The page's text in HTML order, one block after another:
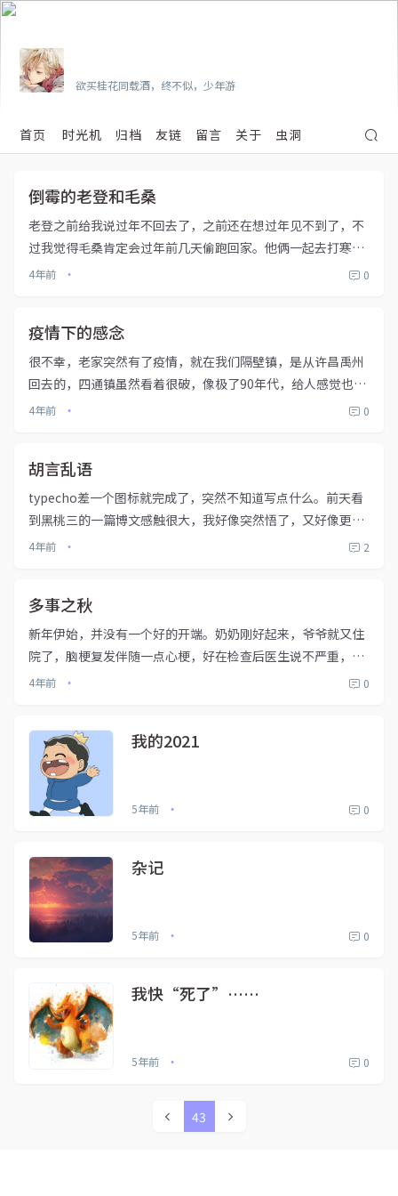
欲买桂花同载酒，终不似，少年游
首页 时光机 归档 友链 留言 关于 虫洞
倒霉的老登和毛桑
老登之前给我说过年不回去了，之前还在想过年见不到了，不
过我觉得毛桑肯定会过年前几天偷跑回家。他俩一起去打寒假
工了，过年不回家挣点钱。世事难料，郑州突然疫情严重了，
4年前 • 0
疫情下的感念
很不幸，老家突然有了疫情，就在我们隔壁镇，是从许昌禹州
回去的，四通镇虽然看着很破，像极了90年代，给人感觉也是
破破旧旧没生机的感觉，但是他地理位置很特殊，人流量很大
4年前 • 0
胡言乱语
typecho差一个图标就完成了，突然不知道写点什么。前天看
到黑桃三的一篇博文感触很大，我好像突然悟了，又好像更迷
惑了。我到底是不是喜欢她，我们应该是友达以上恋人未满
4年前 • 2
多事之秋
新年伊始，并没有一个好的开端。奶奶刚好起来，爷爷就又住
院了，脑梗复发伴随一点心梗，好在检查后医生说不严重，还
是很庆幸了，年纪大了身体总会有各种各样的问题，不严重就
4年前 • 0
我的2021
5年前 • 0
杂记
5年前 • 0
我快“死了”……
5年前 • 0
43